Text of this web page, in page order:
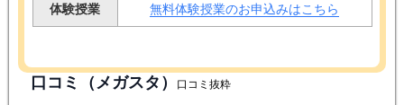
体験授業 無料体験授業のお申込みはこちら
口コミ（メガスタ） 口コミ抜粋